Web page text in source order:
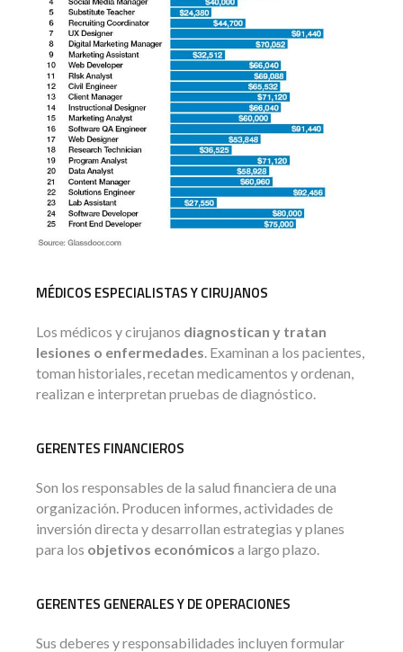
MÉDICOS ESPECIALISTAS Y CIRUJANOS
Los médicos y cirujanos diagnostican y tratan
lesiones o enfermedades . Examinan a los pacientes,
toman historiales, recetan medicamentos y ordenan,
realizan e interpretan pruebas de diagnóstico.
GERENTES FINANCIEROS
Son los responsables de la salud financiera de una
organización. Producen informes, actividades de
inversión directa y desarrollan estrategias y planes
para los objetivos económicos a largo plazo.
GERENTES GENERALES Y DE OPERACIONES
Sus deberes y responsabilidades incluyen formular